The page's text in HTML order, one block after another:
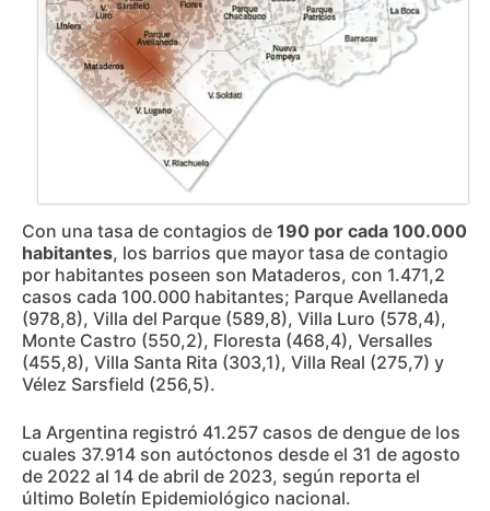
Con una tasa de contagios de 190 por cada 100.000
habitantes, los barrios que mayor tasa de contagio
por habitantes poseen son Mataderos, con 1.471,2
casos cada 100.000 habitantes; Parque Avellaneda
(978,8), Villa del Parque (589,8), Villa Luro (578,4),
Monte Castro (550,2), Floresta (468,4), Versalles
(455,8), Villa Santa Rita (303,1), Villa Real (275,7) y
Vélez Sarsfield (256,5).
La Argentina registró 41.257 casos de dengue de los
cuales 37.914 son autóctonos desde el 31 de agosto
de 2022 al 14 de abril de 2023, según reporta el
último Boletín Epidemiológico nacional.